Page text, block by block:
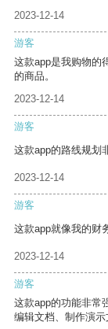
2023-12-14
游客
这款app是我购物的
的商品。
2023-12-14
游客
这款app的路线规划
2023-12-14
游客
这款app就像我的财
2023-12-14
游客
这款app的功能非常
编辑文档、制作演示